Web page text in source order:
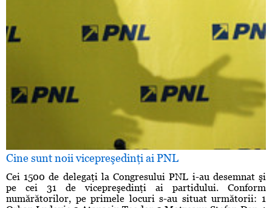
Cine sunt noii vicepreşedinţi ai PNL
Cei 1500 de delegaţi la Congresului PNL i-au desemnat şi
pe cei 31 de vicepreşedinţi ai partidului. Conform
numărătorilor, pe primele locuri s-au situat următorii: 1